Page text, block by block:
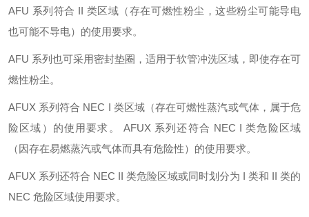
AFU 系列符合 II 类区域（存在可燃性粉尘，这些粉尘可能导电
也可能不导电）的使用要求。
AFU 系列也可采用密封垫圈，适用于软管冲洗区域，即使存在可
燃性粉尘。
AFUX 系列符合 NEC I 类区域（存在可燃性蒸汽或气体，属于危
险区域）的使用要求。 AFUX 系列还符合 NEC I 类危险区域
（因存在易燃蒸汽或气体而具有危险性）的使用要求。
AFUX 系列还符合 NEC II 类危险区域或同时划分为 I 类和 II 类的
NEC 危险区域使用要求。